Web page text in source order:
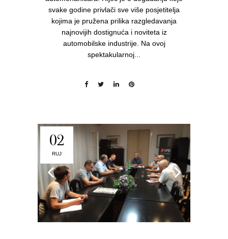
svake godine privlači sve više posjetitelja
kojima je pružena prilika razgledavanja
najnovijih dostignuća i noviteta iz
automobilske industrije. Na ovoj
spektakularnoj...
02
RUJ